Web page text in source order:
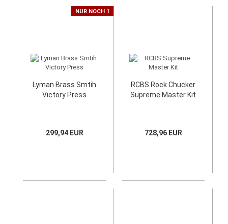
NUR NOCH 1
Lyman Brass Smtih
Victory Press
299,94 EUR
RCBS Rock Chucker
Supreme Master Kit
728,96 EUR